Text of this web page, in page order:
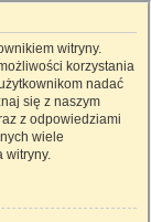
witryny.
korzystania
nadać
się z naszym
z odpowiedziami
wiele